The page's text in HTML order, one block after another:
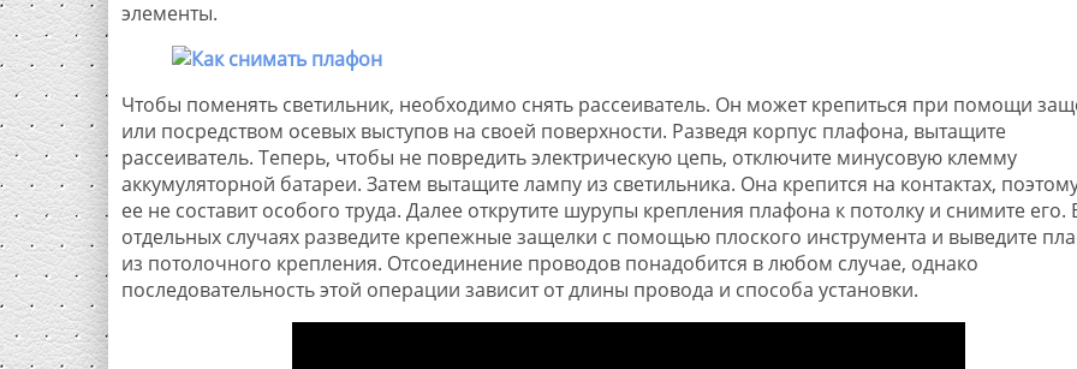
элементы.
Чтобы поменять светильник, необходимо снять рассеиватель. Он может крепиться при помощи
или посредством осевых выступов на своей поверхности. Разведя корпус плафона, вытащите
рассеиватель. Теперь, чтобы не повредить электрическую цепь, отключите минусовую клемму
аккумуляторной батареи. Затем вытащите лампу из светильника. Она крепится на контактах,
ее не составит особого труда. Далее открутите шурупы крепления плафона к потолку и снимите его.
отдельных случаях разведите крепежные защелки с помощью плоского инструмента и выведите
из потолочного крепления. Отсоединение проводов понадобится в любом случае, однако
последовательность этой операции зависит от длины провода и способа установки.